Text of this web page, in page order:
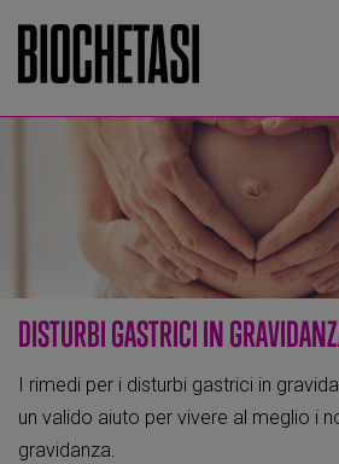
DISTURBI GASTRICI IN
I rimedi per i disturbi gastrici in
un valido aiuto per vivere al meglio i
gravidanza.